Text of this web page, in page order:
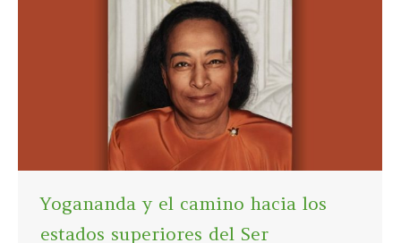
Yogananda y el camino hacia los
estados superiores del Ser